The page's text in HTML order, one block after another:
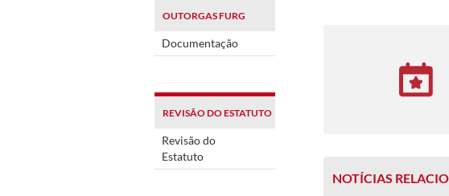
OUTORGAS FURG
Documentação
REVISÃO DO ESTATUTO
Revisão do
Estatuto
NOTÍCIAS